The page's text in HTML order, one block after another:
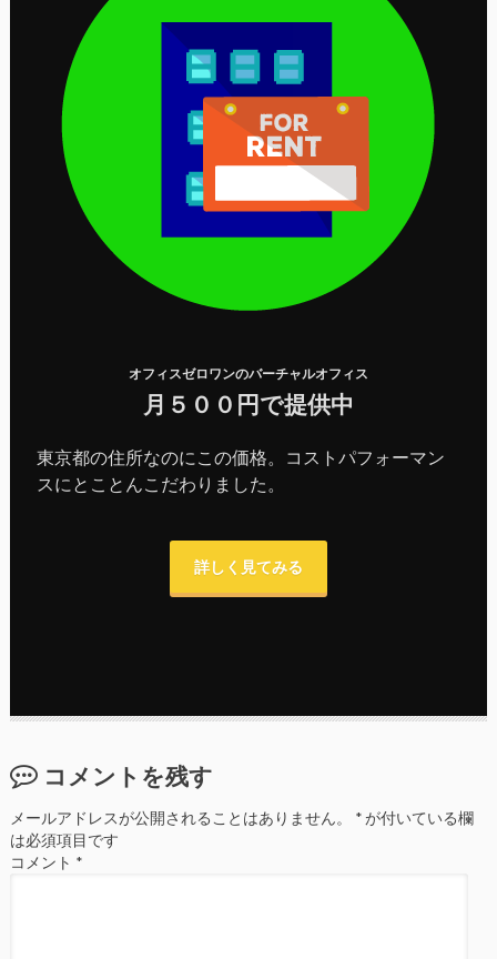
オフィスゼロワンのバーチャルオフィス
月５００円で提供中
東京都の住所なのにこの価格。コストパフォーマン
スにとことんこだわりました。
詳しく見てみる
コメントを残す
メールアドレスが公開されることはありません。 *が付いている欄
は必須項目です
コメント *